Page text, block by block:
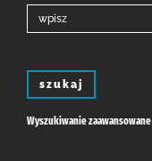
szukaj
Wyszukiwanie zaawansowane